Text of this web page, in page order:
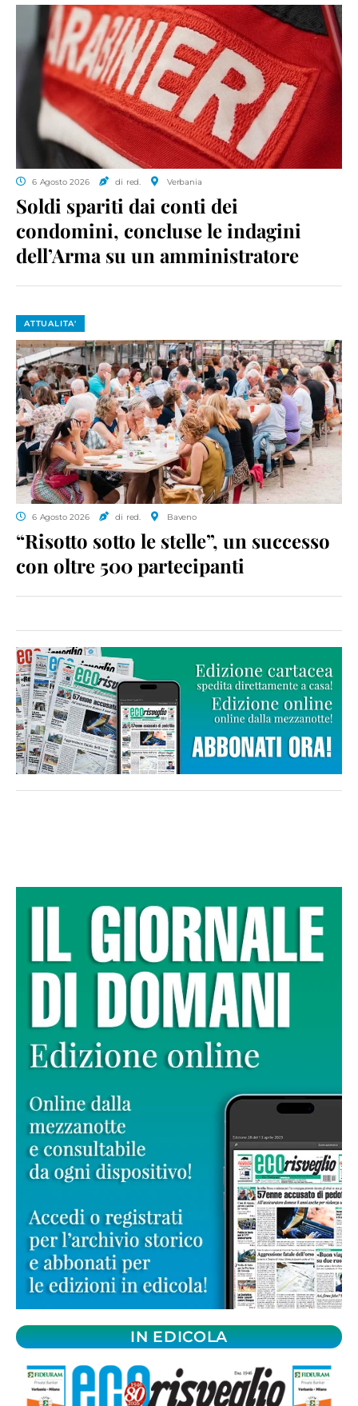
6 Agosto 2026 di red. Verbania
Soldi spariti dai conti dei
condomini, concluse le indagini
dell’Arma su un amministratore
ATTUALITA'
6 Agosto 2026 di red. Baveno
“Risotto sotto le stelle”, un successo
con oltre 500 partecipanti
IN EDICOLA